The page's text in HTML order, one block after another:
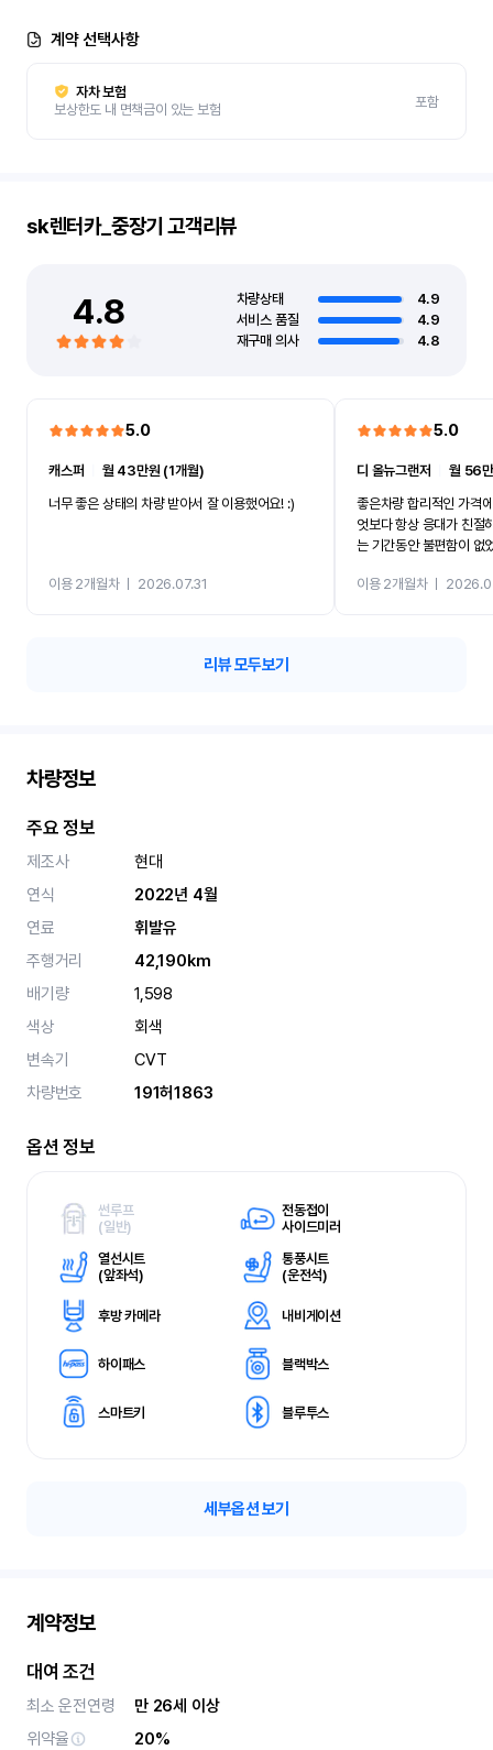
계약 선택사항
자차 보험
보상한도 내 면책금이 있는 보험
포함
sk렌터카_중장기 고객리뷰
4.8 차량상태
4.9
서비스 품질
4.9
재구매 의사
4.8
5.0
캐스퍼
월 43만원 (1개월)
너무 좋은 상태의 차량 받아서 잘 이용했어요! :)
이용 2개월차ㅣ 2026.07.31
5.0
디 올뉴그랜저 ㅣ월 56
좋은차량 합리적인 가격
엇보다 항상 응대가 친절
는 기간동안 불편함이 없
카 렌트 고민없이 강추합
이용 2개월차ㅣ
리뷰 모두보기
차량정보
주요 정보
제조사
현대
연식
2022년 4월
연료
휘발유
주행거리
42,190km
배기량
1,598
색상
회색
변속기
CVT
차량번호
191허1863
옵션 정보
썬루프
(일반)
전동접이
사이드미러
열선시트
(앞좌석)
통풍시트
(운전석)
후방 카메라 내비게이션
하이패스 블랙박스
스마트키 블루투스
세부옵션 보기
계약정보
대여 조건
최소 운전연령
만 26세 이상
위약율
20%